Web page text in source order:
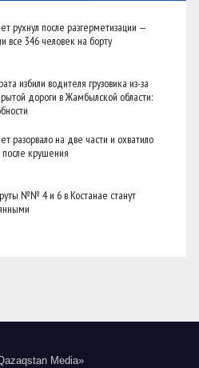
рухнул после разгерметизации —
все 346 человек на борту
избили водителя грузовика из-за
дороги в Жамбылской области:
разорвало на две части и охватило
крушения
№№ 4 и 6 в Костанае станут
Media»